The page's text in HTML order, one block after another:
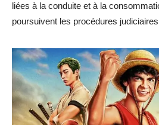
liées à la conduite et à la
poursuivent les procédures